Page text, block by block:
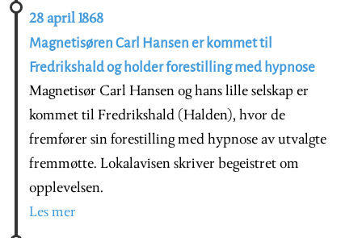
28 april 1868
Magnetisøren Carl Hansen er kommet til
Fredrikshald og holder forestilling med hypnose
Magnetisør Carl Hansen og hans lille selskap er
kommet til Fredrikshald (Halden), hvor de
fremfører sin forestilling med hypnose av utvalgte
fremmøtte. Lokalavisen skriver begeistret om
opplevelsen.
Les mer